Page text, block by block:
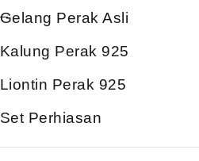
Gelang Perak Asli
Kalung Perak 925
Liontin Perak 925
Set Perhiasan